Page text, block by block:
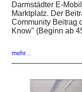
Darmstädter E-
Marktplatz. Der
Community Beitrag
Know" (Beginn ab
mehr...